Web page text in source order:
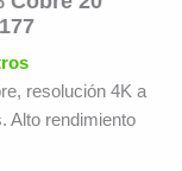
resolución 4K a
Alto rendimiento